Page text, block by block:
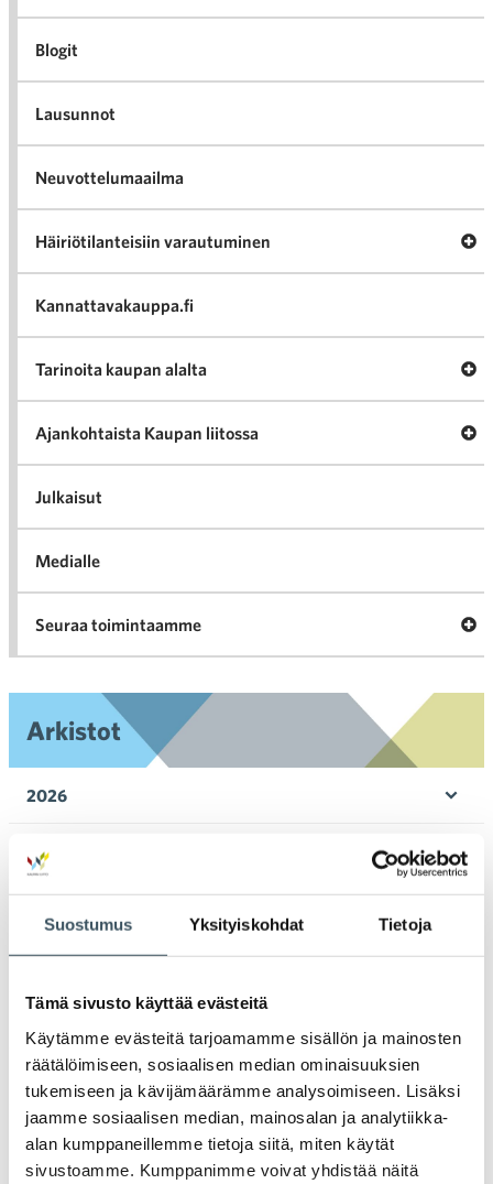
Suostumus Yksityiskohdat Tietoja
Tämä sivusto käyttää evästeitä
Käytämme evästeitä tarjoamamme sisällön ja mainosten
räätälöimiseen, sosiaalisen median ominaisuuksien
tukemiseen ja kävijämäärämme analysoimiseen. Lisäksi
jaamme sosiaalisen median, mainosalan ja analytiikka-
alan kumppaneillemme tietoja siitä, miten käytät
sivustoamme. Kumppanimme voivat yhdistää näitä
Blogit
Lausunnot
Neuvottelumaailma
Häiriötilanteisiin varautuminen
Kannattavakauppa.fi
Tarinoita kaupan alalta
Ajankohtaista Kaupan liitossa
Julkaisut
Medialle
Seuraa toimintaamme
Arkistot
2026
2025
2023
2021
2020